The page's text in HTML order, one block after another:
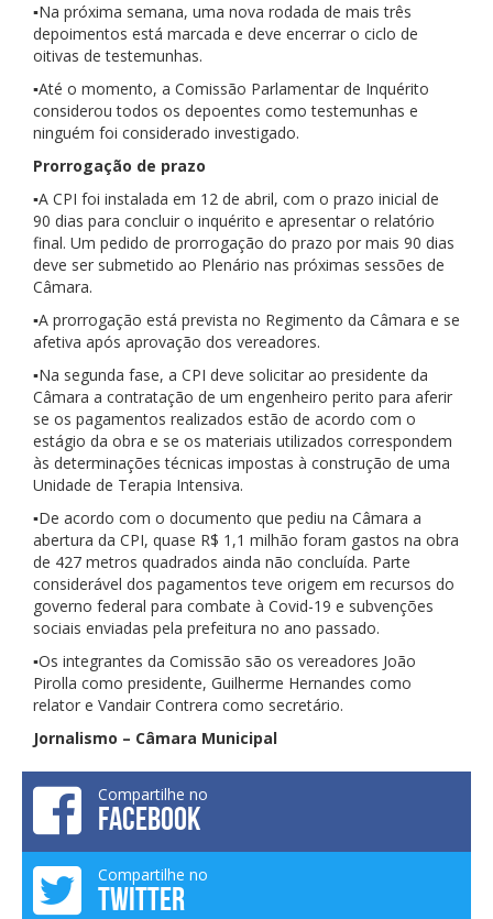
▪Na próxima semana, uma nova rodada de mais três
depoimentos está marcada e deve encerrar o ciclo de
oitivas de testemunhas.
▪Até o momento, a Comissão Parlamentar de Inquérito
considerou todos os depoentes como testemunhas e
ninguém foi considerado investigado.
Prorrogação de prazo
▪A CPI foi instalada em 12 de abril, com o prazo inicial de
90 dias para concluir o inquérito e apresentar o relatório
final. Um pedido de prorrogação do prazo por mais 90 dias
deve ser submetido ao Plenário nas próximas sessões de
Câmara.
▪A prorrogação está prevista no Regimento da Câmara e se
afetiva após aprovação dos vereadores.
▪Na segunda fase, a CPI deve solicitar ao presidente da
Câmara a contratação de um engenheiro perito para aferir
se os pagamentos realizados estão de acordo com o
estágio da obra e se os materiais utilizados correspondem
às determinações técnicas impostas à construção de uma
Unidade de Terapia Intensiva.
▪De acordo com o documento que pediu na Câmara a
abertura da CPI, quase R$ 1,1 milhão foram gastos na obra
de 427 metros quadrados ainda não concluída. Parte
considerável dos pagamentos teve origem em recursos do
governo federal para combate à Covid-19 e subvenções
sociais enviadas pela prefeitura no ano passado.
▪Os integrantes da Comissão são os vereadores João
Pirolla como presidente, Guilherme Hernandes como
relator e Vandair Contrera como secretário.
Jornalismo – Câmara Municipal
Compartilhe no
FACEBOOK
Compartilhe no
TWITTER